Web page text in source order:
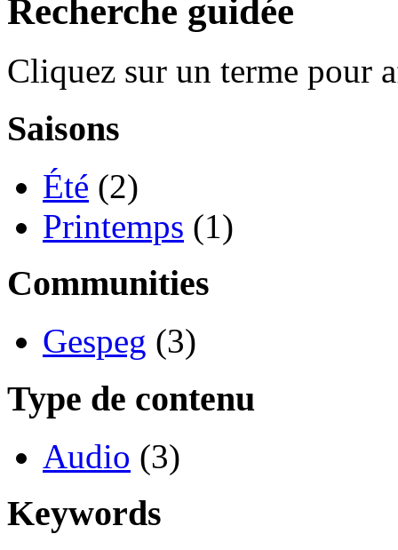
Recherche guidée
Cliquez sur un terme pour
Saisons
Été (2)
Printemps (1)
Communities
Gespeg (3)
Type de contenu
Audio (3)
Keywords